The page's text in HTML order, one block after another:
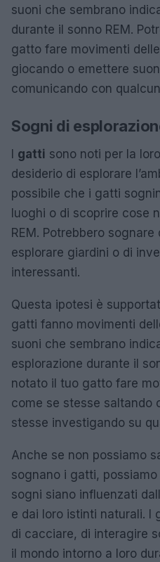
suoni che sembrano
durante il sonno REM.
gatto fare movimenti
giocando o emettere
comunicando con
Sogni di
I gatti sono noti per la
desiderio di esplorare
possibile che i gatti
luoghi o di scoprire cose
REM. Potrebbero
esplorare giardini o di
interessanti.
Questa ipotesi è
gatti fanno movimenti
suoni che sembrano
esplorazione durante il
notato il tuo gatto fare
come se stesse saltando
stesse investigando su
Anche se non possiamo
sognano i gatti,
sogni siano influenzati
e dai loro istinti naturali. I
di cacciare, di interagire
il mondo intorno a loro